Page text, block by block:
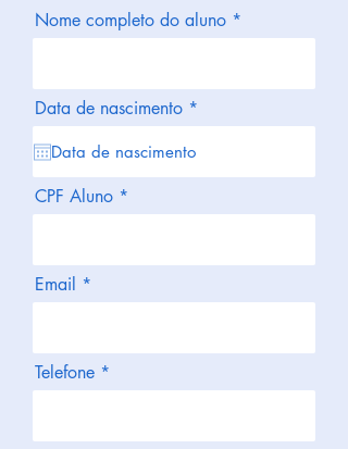
Nome completo do aluno
Data de nascimento *
e
i
e
CPF Aluno
Email
Telefone